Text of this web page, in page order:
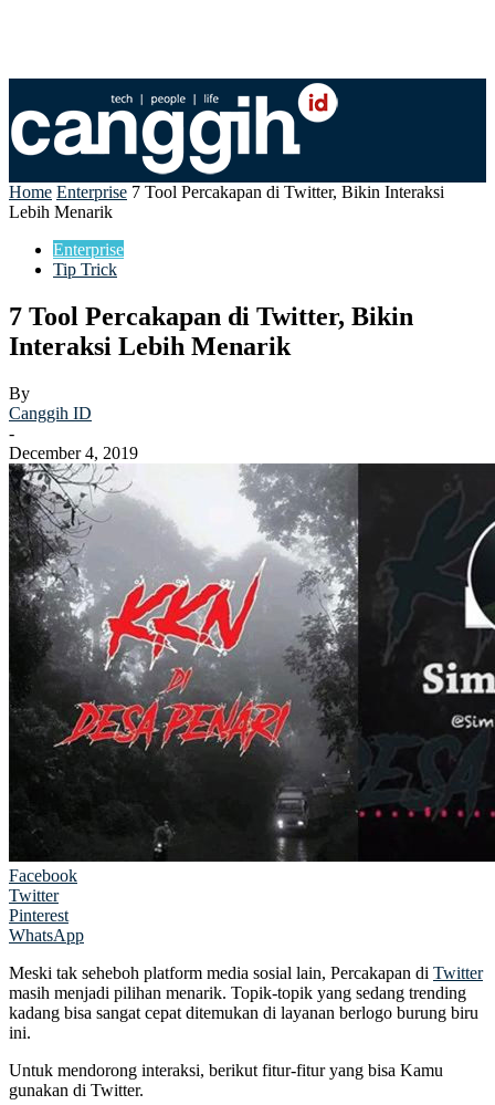
Home Enterprise 7 Tool Percakapan di Twitter, Bikin Interaksi
Lebih Menarik
Enterprise
Tip Trick
7 Tool Percakapan di Twitter, Bikin
Interaksi Lebih Menarik
By
Canggih ID
-
December 4, 2019
Facebook
Twitter
Pinterest
WhatsApp
Meski tak seheboh platform media sosial lain, Percakapan di Twitter
masih menjadi pilihan menarik. Topik-topik yang sedang trending
kadang bisa sangat cepat ditemukan di layanan berlogo burung biru
ini.
Untuk mendorong interaksi, berikut fitur-fitur yang bisa Kamu
gunakan di Twitter.